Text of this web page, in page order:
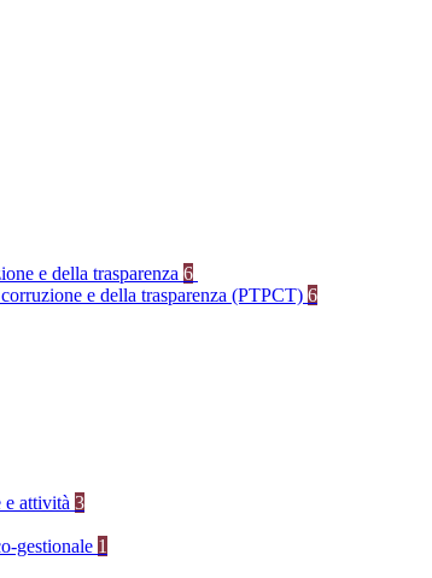
e della trasparenza 6
e della trasparenza (PTPCT) 6
attività 3
gestionale 1